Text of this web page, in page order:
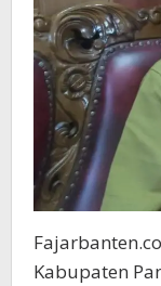
Kabupaten